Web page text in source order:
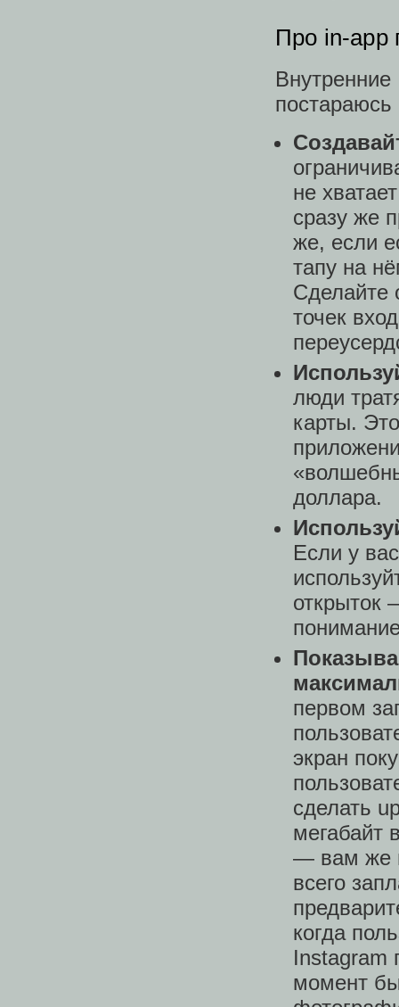
Про in-app
постараюсь
не
сразу же
же, если
тапу на
Сделайте
точек
люди
карты.
доллара.
Если у
открыток
первом
экран
сделать
мегабайт
— вам же
всего
когда
Instagram
момент